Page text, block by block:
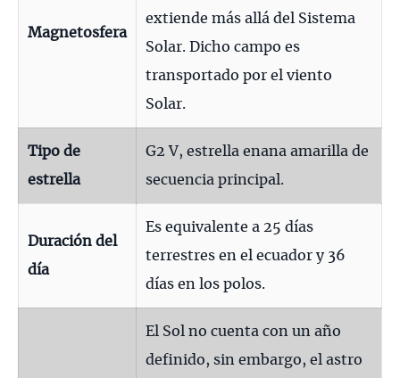
Magnetosfera
extiende más allá del Sistema
Solar. Dicho campo es
transportado por el viento
Solar.
Tipo de
estrella
G2 V, estrella enana amarilla de
secuencia principal.
Duración del
día
Es equivalente a 25 días
terrestres en el ecuador y 36
días en los polos.
El Sol no cuenta con un año
definido, sin embargo, el astro